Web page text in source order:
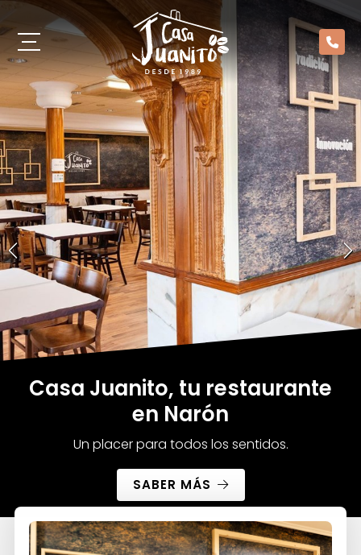
Casa Juanito, tu restaurante
en Narón
Un placer para todos los sentidos.
SABER MÁS